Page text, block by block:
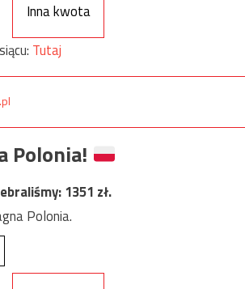
Inna kwota
Tutaj
Polonia!
1351 zł.
Polonia.